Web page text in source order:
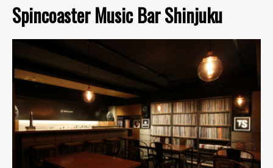
Spincoaster Music Bar Shinjuku